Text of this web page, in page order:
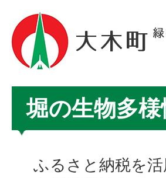
堀の生物多
ふるさと納税を活